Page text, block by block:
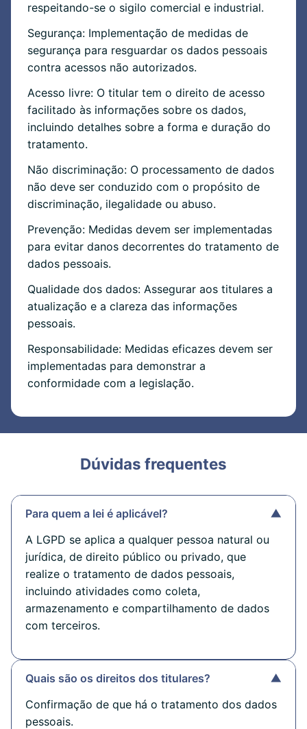
respeitando-se o sigilo comercial e industrial.
Segurança: Implementação de medidas de
segurança para resguardar os dados pessoais
contra acessos não autorizados.
Acesso livre: O titular tem o direito de acesso
facilitado às informações sobre os dados,
incluindo detalhes sobre a forma e duração do
tratamento.
Não discriminação: O processamento de dados
não deve ser conduzido com o propósito de
discriminação, ilegalidade ou abuso.
Prevenção: Medidas devem ser implementadas
para evitar danos decorrentes do tratamento de
dados pessoais.
Qualidade dos dados: Assegurar aos titulares a
atualização e a clareza das informações
pessoais.
Responsabilidade: Medidas eficazes devem ser
implementadas para demonstrar a
conformidade com a legislação.
Dúvidas frequentes
Para quem a lei é aplicável?
▼
A LGPD se aplica a qualquer pessoa natural ou
jurídica, de direito público ou privado, que
realize o tratamento de dados pessoais,
incluindo atividades como coleta,
armazenamento e compartilhamento de dados
com terceiros.
Quais são os direitos dos titulares?
▼
Confirmação de que há o tratamento dos dados
pessoais.